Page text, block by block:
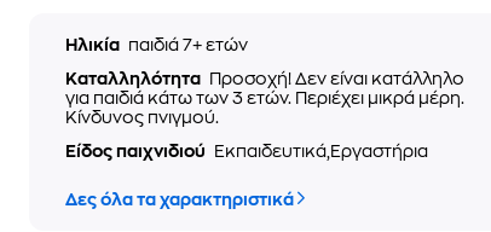
Ηλικία παιδιά 7+ ετών
Καταλληλότητα
Προσοχή! Δεν είναι κατάλληλο
για παιδιά κάτω των 3 ετών. Περιέχει μικρά μέρη.
Κίνδυνος πνιγμού.
Είδος παιχνιδιού Εκπαιδευτικά,Εργαστήρια
Δες όλα τα χαρακτηριστικά